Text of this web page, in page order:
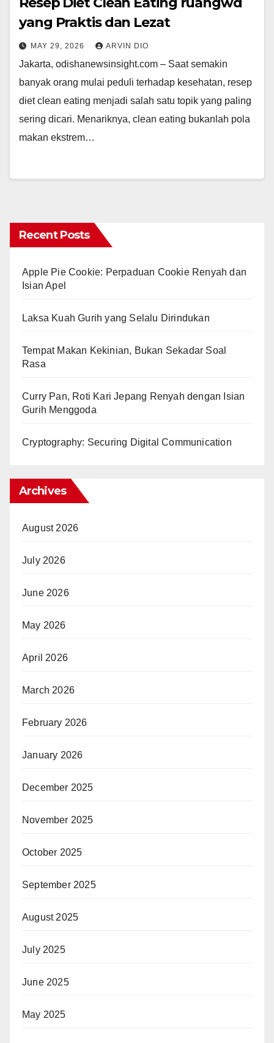
yang Praktis dan Lezat
MAY 29, 2026 ARVIN DIO
Jakarta, odishanewsinsight.com – Saat semakin
banyak orang mulai peduli terhadap kesehatan, resep
diet clean eating menjadi salah satu topik yang paling
sering dicari. Menariknya, clean eating bukanlah pola
makan ekstrem…
Recent Posts
Apple Pie Cookie: Perpaduan Cookie Renyah dan
Isian Apel
Laksa Kuah Gurih yang Selalu Dirindukan
Tempat Makan Kekinian, Bukan Sekadar Soal
Rasa
Curry Pan, Roti Kari Jepang Renyah dengan Isian
Gurih Menggoda
Cryptography: Securing Digital Communication
Archives
August 2026
July 2026
June 2026
May 2026
April 2026
March 2026
February 2026
January 2026
December 2025
November 2025
October 2025
September 2025
August 2025
July 2025
June 2025
May 2025